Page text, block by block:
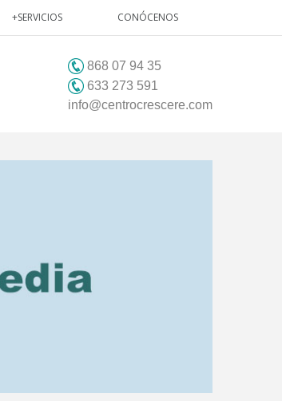
+SERVICIOS CONÓCENOS
868 07 94 35
633 273 591
info@centrocrescere.com